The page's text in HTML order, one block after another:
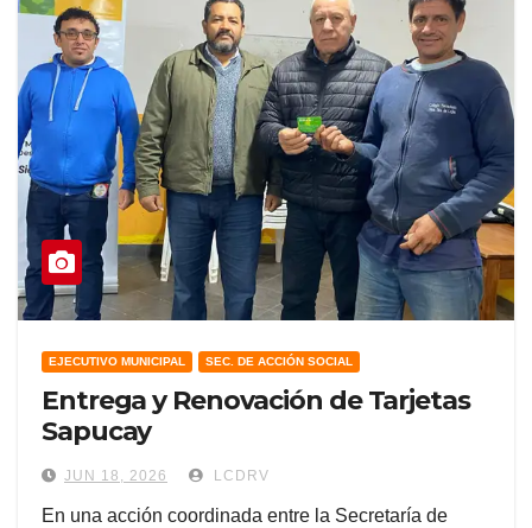
EJECUTIVO MUNICIPAL SEC. DE ACCIÓN SOCIAL
Entrega y Renovación de Tarjetas
Sapucay
JUN 18, 2026 LCDRV
​En una acción coordinada entre la Secretaría de